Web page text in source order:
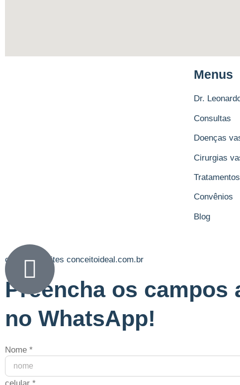
Menus
Dr.
Consultas
Doenças
Cirurgias
Convênios
Blog
criação de sites conceitoideal.com.br
Preencha os
no WhatsApp!
Nome *